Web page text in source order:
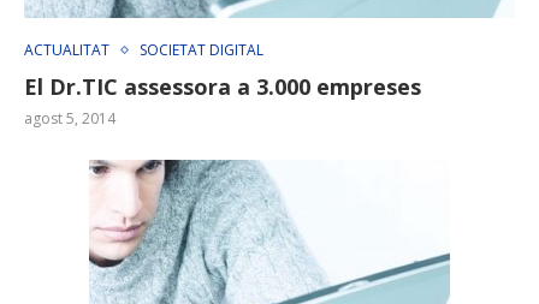
ACTUALITAT SOCIETAT DIGITAL
El Dr.TIC assessora a 3.000 empreses
agost 5, 2014